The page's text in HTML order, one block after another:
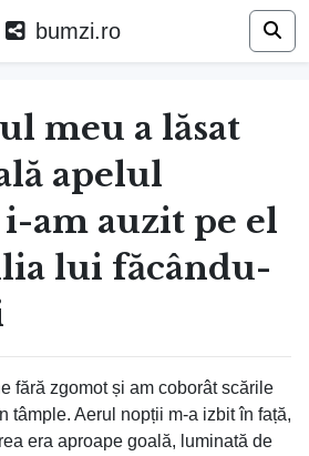
bumzi.ro
meu a lăsat
apelul
i-am auzit pe el
lui făcându-
fără zgomot și am coborât scările
tâmple. Aerul nopții m-a izbit în față,
era aproape goală, luminată de